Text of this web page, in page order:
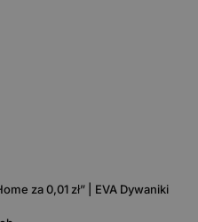
za 0,01 zł” | EVA Dywaniki